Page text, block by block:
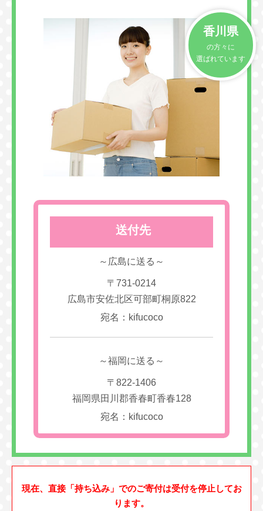
香川県
の方々に
選ばれています
送付先
～広島に送る～
〒731-0214
広島市安佐北区可部町桐原822
宛名：kifucoco
～福岡に送る～
〒822-1406
福岡県田川郡香春町香春128
宛名：kifucoco
現在、直接「持ち込み」でのご寄付は受付を停止してお
ります。